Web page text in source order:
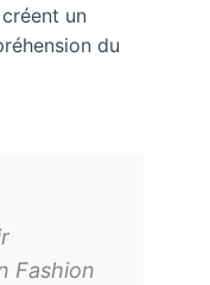
un
du
Fashion